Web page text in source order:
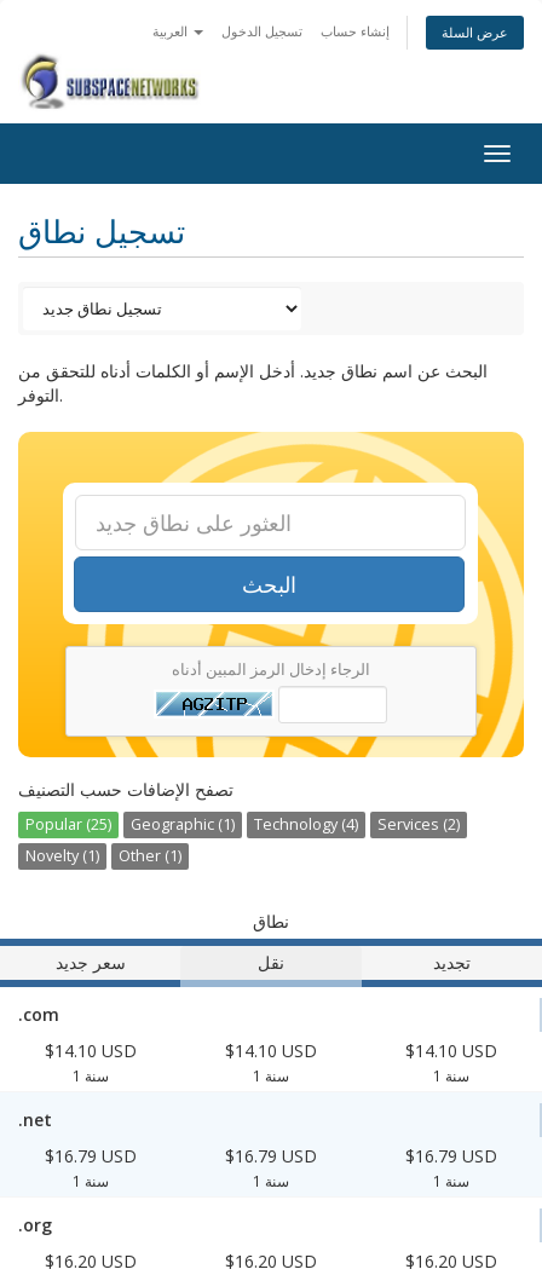
تسجيل الدخول إنشاء حساب عرض السلة
تسجيل نطاق
البحث عن اسم نطاق جديد. أدخل الإسم أو الكلمات أدناه للتحقق من
التوفر.
البحث
الرجاء إدخال الرمز المبين أدناه
تصفح الإضافات حسب التصنيف
Popular (25) Geographic (1) Technology (4)
Services (2)
Novelty (1)
Other (1)
نطاق
سعر جديد
نقل تجديد
.com
$14.10 USD
1 سنة
$14.10 USD
1 سنة
$14.10 USD
1 سنة
.net
$16.79 USD
1 سنة
$16.79 USD
1 سنة
$16.79 USD
1 سنة
.org
$16.20 USD
$16.20 USD $16.20 USD